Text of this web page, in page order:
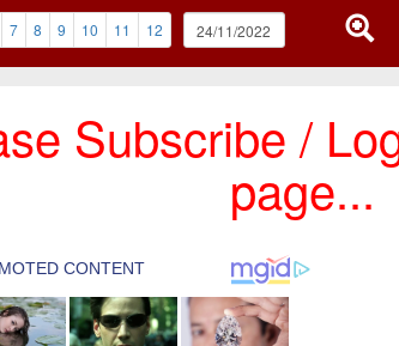
7 8 9 10 11 12
Subscribe /
page...